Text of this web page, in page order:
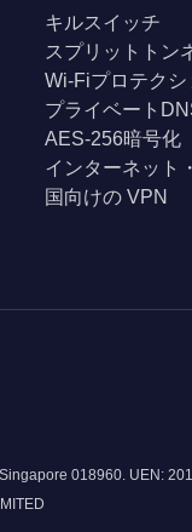
キルスイッチ
スプリットトン
Wi-Fiプロテクシ
プライベート
AES-256暗号化
インターネット
国向けの VPN
018960. UEN: